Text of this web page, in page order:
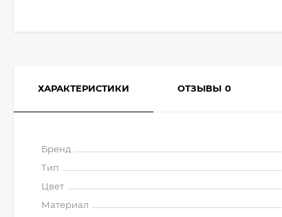
ХАРАКТЕРИСТИКИ ОТЗЫВЫ 0
Бренд
Тип
Цвет
Материал